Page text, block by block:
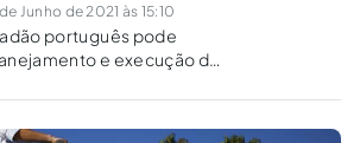
Junho de 2021 às 15:10
português pode
e execução de
Quais os limites dessa